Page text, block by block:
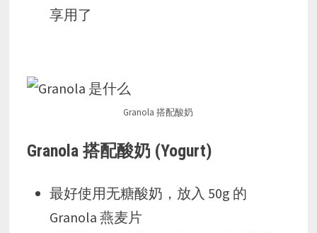
享用了
Granola 搭配酸奶
Granola 搭配酸奶 (Yogurt)
最好使用无糖酸奶，放入 50g 的
Granola 燕麦片